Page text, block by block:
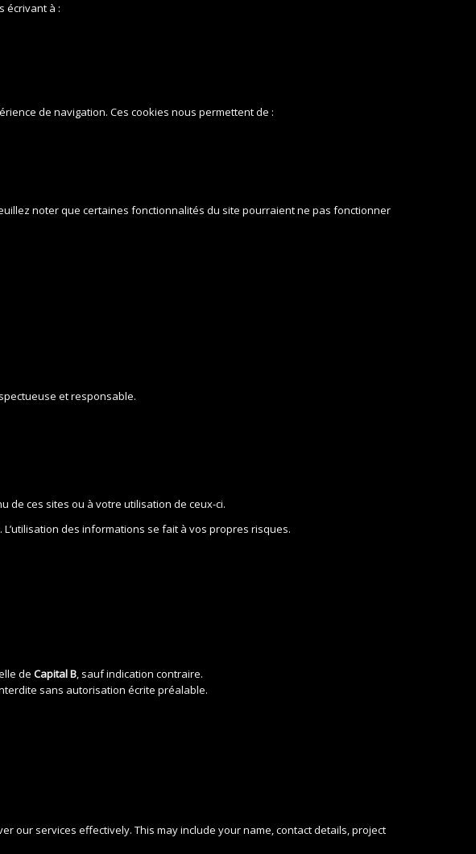
écrivant à :
de navigation. Ces cookies nous permettent de :
noter que certaines fonctionnalités du site pourraient ne pas fonctionner
et responsable.
de ces sites ou à votre utilisation de ceux-ci.
des informations se fait à vos propres risques.
de Capital B, sauf indication contraire.
sans autorisation écrite préalable.
our services effectively. This may include your name, contact details, project